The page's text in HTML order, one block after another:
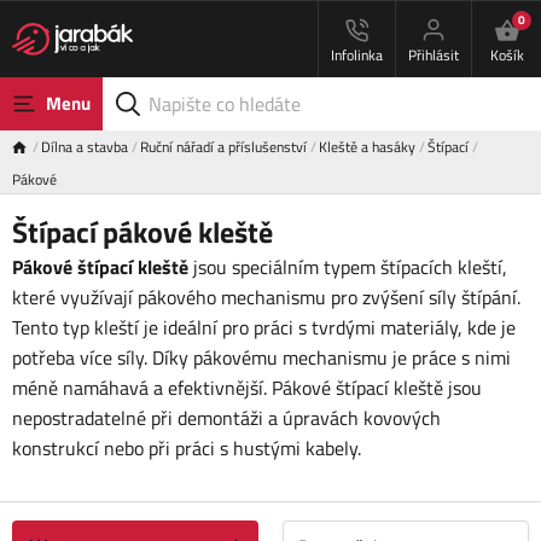
Infolinka Přihlásit
0
Košík
Menu
Dílna a stavba Ruční nářadí a příslušenství Kleště a hasáky Štípací
Pákové
Štípací pákové kleště
Pákové štípací kleště jsou speciálním typem štípacích kleští,
které využívají pákového mechanismu pro zvýšení síly štípání.
Tento typ kleští je ideální pro práci s tvrdými materiály, kde je
potřeba více síly. Díky pákovému mechanismu je práce s nimi
méně namáhavá a efektivnější. Pákové štípací kleště jsou
nepostradatelné při demontáži a úpravách kovových
konstrukcí nebo při práci s hustými kabely.